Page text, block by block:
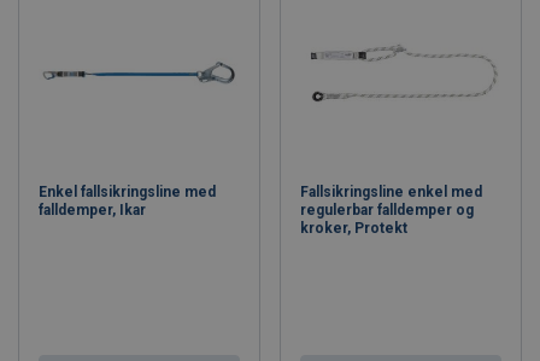
Enkel fallsikringsline med
falldemper, Ikar
Fallsikringsline enkel med
regulerbar falldemper og
kroker, Protekt